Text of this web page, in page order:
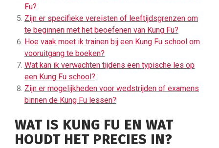
Fu?
Zijn er specifieke vereisten of leeftijdsgrenzen om
te beginnen met het beoefenen van Kung Fu?
Hoe vaak moet ik trainen bij een Kung Fu school om
vooruitgang te boeken?
Wat kan ik verwachten tijdens een typische les op
een Kung Fu school?
Zijn er mogelijkheden voor wedstrijden of examens
binnen de Kung Fu lessen?
WAT IS KUNG FU EN WAT
HOUDT HET PRECIES IN?